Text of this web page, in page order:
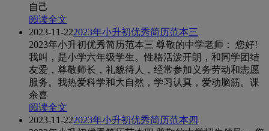
自己
阅读全文
2023-11-222023年小升初优秀简历范本三
2023年小升初优秀简历范本三 尊敬的中学老师： 您好!
我叫，是小学六年级学生。性格活泼开朗，和同学团结
友爱，尊敬师长，礼貌待人，经常参加义务劳动和志愿
服务。我热爱科学和大自然，学习认真，爱动脑筋。课
余喜
阅读全文
2023-11-222023年小升初优秀简历范本四